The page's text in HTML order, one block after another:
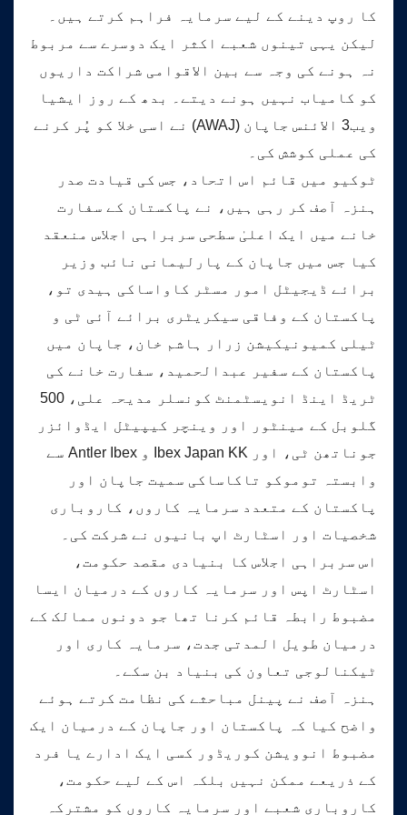
کا روپ دینے کے لیے سرمایہ فراہم کرتے ہیں۔
لیکن یہی تینوں شعبے اکثر ایک دوسرے سے مربوط
نہ ہونے کی وجہ سے بین الاقوامی شراکت داریوں
کو کامیاب نہیں ہونے دیتے۔ بدھ کے روز ایشیا
ویب3 الائنس جاپان (AWAJ) نے اسی خلا کو پُر کرنے
کی عملی کوشش کی۔
ٹوکیو میں قائم اس اتحاد، جس کی قیادت صدر
ہنزہ آصف کر رہی ہیں، نے پاکستان کے سفارت
خانے میں ایک اعلیٰ سطحی سربراہی اجلاس منعقد
کیا جس میں جاپان کے پارلیمانی نائب وزیر
برائے ڈیجیٹل امور مسٹر کاواساکی ہیدی تو،
پاکستان کے وفاقی سیکریٹری برائے آئی ٹی و
ٹیلی کمیونیکیشن زرار ہاشم خان، جاپان میں
پاکستان کے سفیر عبدالحمید، سفارت خانے کی
ٹریڈ اینڈ انویسٹمنٹ کونسلر مدیحہ علی، 500
گلوبل کے مینٹور اور وینچر کیپیٹل ایڈوائزر
جوناتھن ٹی، اور Ibex Japan KK و Antler Ibex سے
وابستہ توموکو تاکاساکی سمیت جاپان اور
پاکستان کے متعدد سرمایہ کاروں، کاروباری
شخصیات اور اسٹارٹ اپ بانیوں نے شرکت کی۔
اس سربراہی اجلاس کا بنیادی مقصد حکومت،
اسٹارٹ اپس اور سرمایہ کاروں کے درمیان ایسا
مضبوط رابطہ قائم کرنا تھا جو دونوں ممالک کے
درمیان طویل المدتی جدت، سرمایہ کاری اور
ٹیکنالوجی تعاون کی بنیاد بن سکے۔
ہنزہ آصف نے پینل مباحثے کی نظامت کرتے ہوئے
واضح کیا کہ پاکستان اور جاپان کے درمیان ایک
مضبوط انوویشن کوریڈور کسی ایک ادارے یا فرد
کے ذریعے ممکن نہیں بلکہ اس کے لیے حکومت،
کاروباری شعبے اور سرمایہ کاروں کو مشترکہ